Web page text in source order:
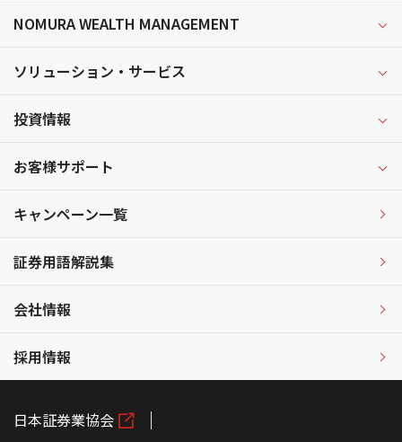
NOMURA WEALTH MANAGEMENT
ソリューション・サービス
投資情報
お客様サポート
キャンペーン一覧
証券用語解説集
会社情報
採用情報
日本証券業協会